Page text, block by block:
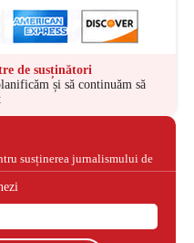
de susținători
și să continuăm să
susținerea jurnalismului de